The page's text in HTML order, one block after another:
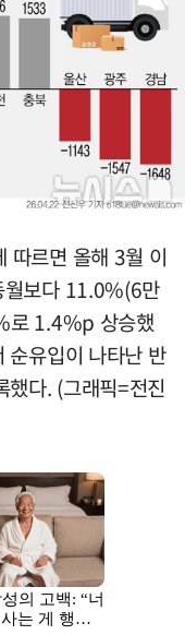
따르면 올해 3월 이
보다 11.0%(6만
로 1.4%p 상승했
순유입이 나타난 반
했다. (그래픽=전진